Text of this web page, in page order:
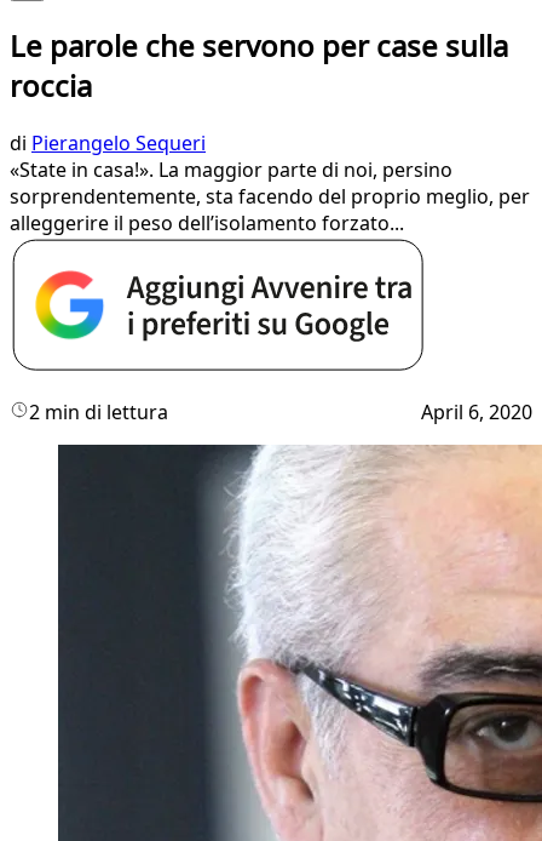
Le parole che servono per case sulla
roccia
di Pierangelo Sequeri
«State in casa!». La maggior parte di noi, persino
sorprendentemente, sta facendo del proprio meglio, per
alleggerire il peso dell’isolamento forzato...
2 min di lettura April 6, 2020